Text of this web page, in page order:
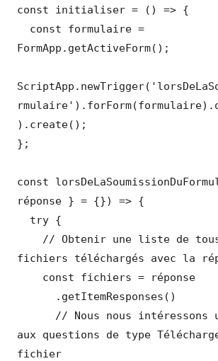
const initialiser = () => {
FormApp.getActiveForm();
).create();
};
const
réponse } = {}) => {
fichiers téléchargés avec la
aux questions de type
fichier